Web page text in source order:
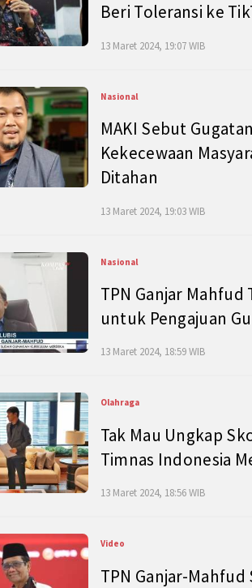
Beri Toleransi ke
13 Maret 2024, 19:07 WIB
Nasional
MAKI Sebut
Kekecewaan
Ditahan
13 Maret 2024, 19:03 WIB
Nasional
TPN Ganjar
untuk Pengajuan
13 Maret 2024, 18:59 WIB
Olahraga
Tak Mau Ungkap
Timnas Indonesia
13 Maret 2024, 18:56 WIB
Video
TPN Ganjar-